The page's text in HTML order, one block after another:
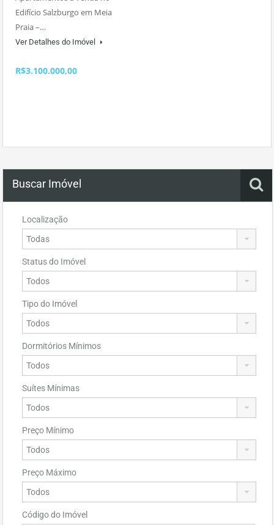
Edifício Salzburgo em Meia
Praia –…
Ver Detalhes do Imóvel
R$3.100.000,00
Buscar Imóvel
Localização
Status do Imóvel
Tipo do Imóvel
Dormitórios Mínimos
Suítes Mínimas
Preço Mínimo
Preço Máximo
Código do Imóvel